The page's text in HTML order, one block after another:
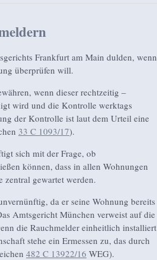
Frankfurt am Main dulden, wenn
überprüfen will.
wenn dieser rechtzeitig –
wird und die Kontrolle werktags
der Kontrolle ist laut dem Urteil eine
33 C 1093/17).
sich mit der Frage, ob
können, dass in allen Wohnungen
zentral gewartet werden.
da er seine Wohnung bereits
Amtsgericht München verweist auf die
die Rauchmelder einheitlich installiert
stehe ein Ermessen zu, das durch
482 C 13922/16 WEG).